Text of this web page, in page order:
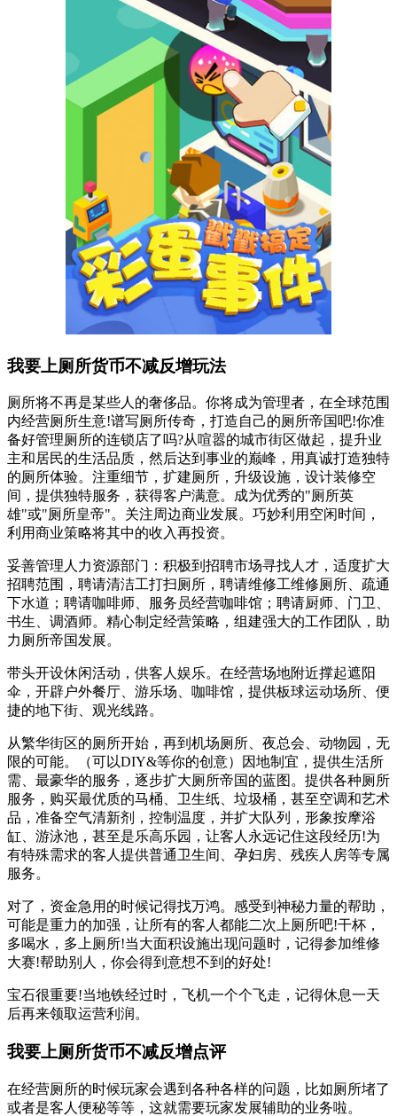
我要上厕所货币不减反增玩法
厕所将不再是某些人的奢侈品。你将成为管理者，在全球范围
内经营厕所生意!谱写厕所传奇，打造自己的厕所帝国吧!你准
备好管理厕所的连锁店了吗?从喧嚣的城市街区做起，提升业
主和居民的生活品质，然后达到事业的巅峰，用真诚打造独特
的厕所体验。注重细节，扩建厕所，升级设施，设计装修空
间，提供独特服务，获得客户满意。成为优秀的"厕所英
雄"或"厕所皇帝"。关注周边商业发展。巧妙利用空闲时间，
利用商业策略将其中的收入再投资。
妥善管理人力资源部门：积极到招聘市场寻找人才，适度扩大
招聘范围，聘请清洁工打扫厕所，聘请维修工维修厕所、疏通
下水道；聘请咖啡师、服务员经营咖啡馆；聘请厨师、门卫、
书生、调酒师。精心制定经营策略，组建强大的工作团队，助
力厕所帝国发展。
带头开设休闲活动，供客人娱乐。在经营场地附近撑起遮阳
伞，开辟户外餐厅、游乐场、咖啡馆，提供板球运动场所、便
捷的地下街、观光线路。
从繁华街区的厕所开始，再到机场厕所、夜总会、动物园，无
限的可能。（可以DIY&等你的创意）因地制宜，提供生活所
需、最豪华的服务，逐步扩大厕所帝国的蓝图。提供各种厕所
服务，购买最优质的马桶、卫生纸、垃圾桶，甚至空调和艺术
品，准备空气清新剂，控制温度，并扩大队列，形象按摩浴
缸、游泳池，甚至是乐高乐园，让客人永远记住这段经历!为
有特殊需求的客人提供普通卫生间、孕妇房、残疾人房等专属
服务。
对了，资金急用的时候记得找万鸿。感受到神秘力量的帮助，
可能是重力的加强，让所有的客人都能二次上厕所吧!干杯，
多喝水，多上厕所!当大面积设施出现问题时，记得参加维修
大赛!帮助别人，你会得到意想不到的好处!
宝石很重要!当地铁经过时，飞机一个个飞走，记得休息一天
后再来领取运营利润。
我要上厕所货币不减反增点评
在经营厕所的时候玩家会遇到各种各样的问题，比如厕所堵了
或者是客人便秘等等，这就需要玩家发展辅助的业务啦。